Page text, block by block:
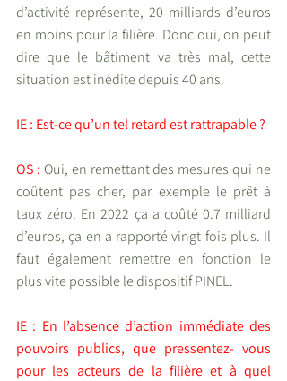
d’activité représente, 20 milliards d’euros
en moins pour la filière. Donc oui, on peut
dire que le bâtiment va très mal, cette
situation est inédite depuis 40 ans.
IE : Est-ce qu’un tel retard est rattrapable ?
OS : Oui, en remettant des mesures qui ne
coûtent pas cher, par exemple le prêt à
taux zéro. En 2022 ça a coûté 0.7 milliard
d’euros, ça en a rapporté vingt fois plus. Il
faut également remettre en fonction le
plus vite possible le dispositif PINEL.
IE : En l’absence d’action immédiate des
pouvoirs publics, que pressentez- vous
pour les acteurs de la filière et à quel